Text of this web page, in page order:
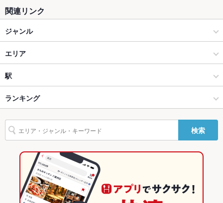
座敷
掘りごたつ
カウンター
貸切 貸切不可 ：スタッフまでご相談ください
設備
バリアフリ
なし
駐車場 なし
関連リンク
ジャンル
和食
和食全般
恵比寿・中目黒・代官山・広尾 × 和食
恵比寿・中目黒・代官山・広尾 × 和食全般
恵比寿駅 × 和食
恵比寿駅 × 和食全般
エリア
恵比寿
恵比寿 × 和食
恵比寿 × 和食全般
東京
東京 × 和食
東京 × 和食全般
駅
恵比寿駅
代官山駅
ランキング
東京のグルメランキング
東京の和食ランキング
恵比寿・中目黒・代官山・広尾のグルメランキング
恵比寿・中目黒・代官山・広尾の和食ランキング
検索